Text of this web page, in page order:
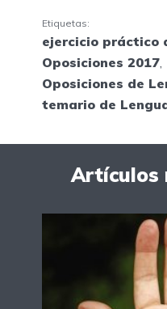
Etiquetas:
ejercicio práctico
Oposiciones 2017,
Oposiciones de
temario de
Artículos